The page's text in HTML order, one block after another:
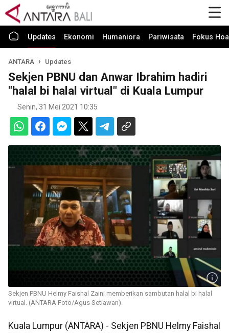
Updates Ekonomi Humaniora Pariwisata Fokus
ANTARA Updates
Sekjen PBNU dan Anwar Ibrahim hadiri
"halal bi halal virtual" di Kuala Lumpur
Senin, 31 Mei 2021 10:35
Sekjen PBNU Helmy Faishal Zaini memberikan sambutan halal bi halal
virtual. (ANTARA Foto/Agus Setiawan).
Kuala Lumpur (ANTARA) - Sekjen PBNU Helmy Faishal